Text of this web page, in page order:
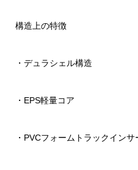
構造上の特徴
・デュラシェル構造
・EPS軽量コア
・PVCフォームトラックインサ